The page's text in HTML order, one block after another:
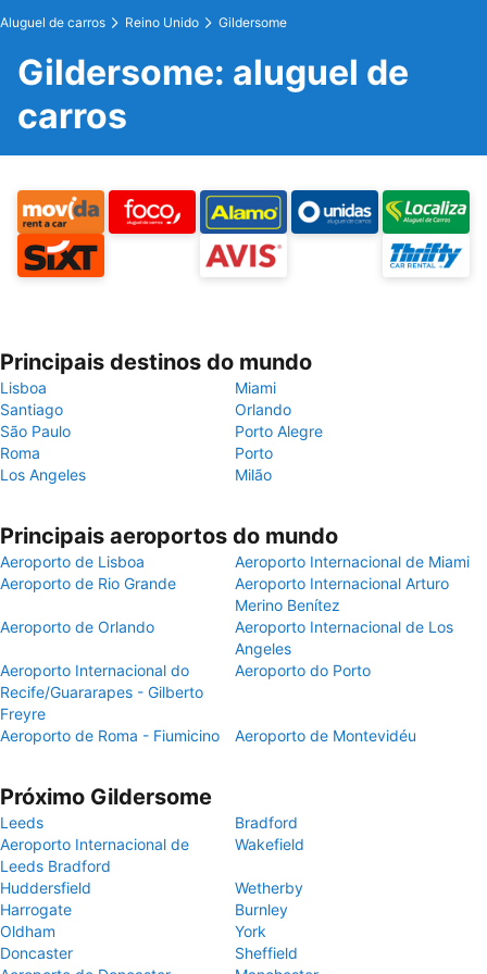
Aluguel de carros Reino Unido Gildersome
Gildersome: aluguel de
carros
Principais destinos do mundo
Lisboa
Miami
Santiago
Orlando
São Paulo
Porto Alegre
Roma
Porto
Los Angeles
Milão
Principais aeroportos do mundo
Aeroporto de Lisboa
Aeroporto Internacional de Miami
Aeroporto de Rio Grande
Aeroporto Internacional Arturo
Merino Benítez
Aeroporto de Orlando
Aeroporto Internacional de Los
Angeles
Aeroporto Internacional do
Recife/Guararapes - Gilberto
Freyre
Aeroporto do Porto
Aeroporto de Roma - Fiumicino Aeroporto de Montevidéu
Próximo Gildersome
Leeds
Bradford
Aeroporto Internacional de
Leeds Bradford
Wakefield
Huddersfield
Wetherby
Harrogate
Burnley
Oldham
York
Doncaster
Sheffield